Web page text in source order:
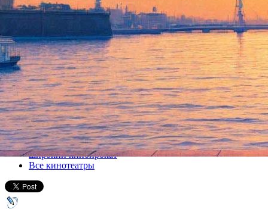
Элитное общество
10 июля 2013, среда-17 июля 2013, среда
Версия для печати
Все кино
широкий кинопрокат
Все кинотеатры